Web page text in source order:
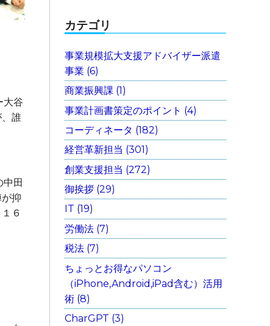
大谷
誰
田
抑
６
カテゴリ
事業規模拡大支援アドバイザー派遣
事業 (6)
商業振興課 (1)
事業計画書策定のポイント (4)
コーディネータ (182)
経営革新担当 (301)
創業支援担当 (272)
御挨拶 (29)
IT (19)
労働法 (7)
税法 (7)
ちょっとお得なパソコン
（iPhone,Android,iPad含む）活用
術 (8)
CharGPT (3)